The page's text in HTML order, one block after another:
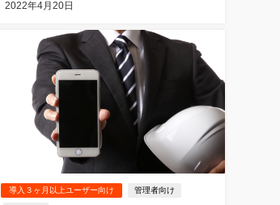
2022年4月20日
導入３ヶ月以上ユーザー向け 管理者向け